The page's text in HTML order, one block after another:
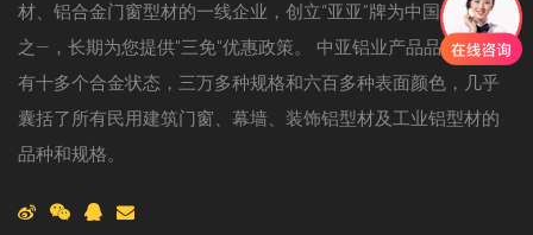
材、铝合金门窗型材的一线企业，创立“亚亚”牌为中国十大产品
之—，长期为您提供"三免"优惠政策。 中亚铝业产品品种与规格
有十多个合金状态，三万多种规格和六百多种表面颜色，几乎
囊括了所有民用建筑门窗、幕墙、装饰铝型材及工业铝型材的
品种和规格。